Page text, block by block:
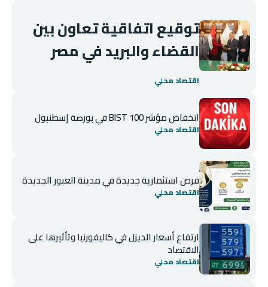
توقيع اتفاقية تعاون بين
القضاء والبريد في مصر
اقتصاد محلي
انخفاض مؤشر BIST 100 في بورصة إسطنبول
اقتصاد محلي
فرص استثمارية جديدة في مدينة العبور الجديدة
اقتصاد محلي
ارتفاع أسعار الديزل في كاليفورنيا وتأثيرها على
الاقتصاد
اقتصاد محلي